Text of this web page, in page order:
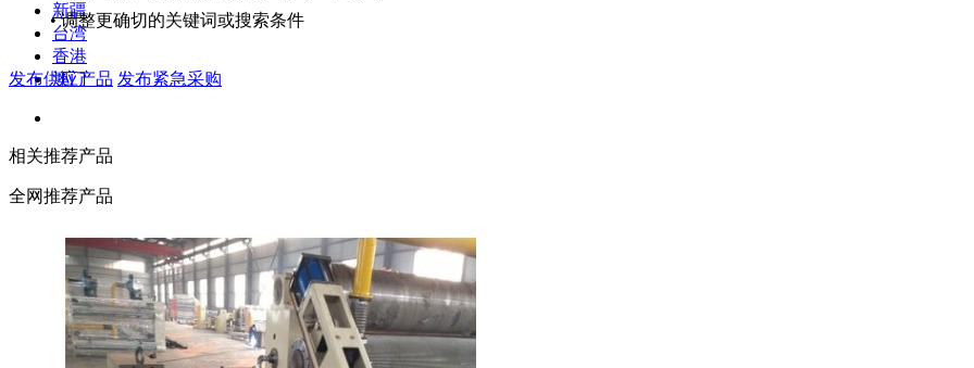
新疆
台湾
香港
澳门
• 调整更确切的关键词或搜索条件
发布供应产品 发布紧急采购
相关推荐产品
全网推荐产品